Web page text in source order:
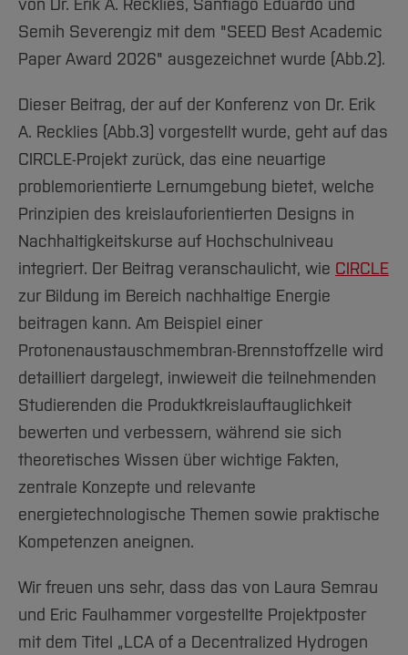
von Dr. Erik A. Recklies, Santiago Eduardo und
Semih Severengiz mit dem "SEED Best Academic
Paper Award 2026" ausgezeichnet wurde (Abb.2).
Dieser Beitrag, der auf der Konferenz von Dr. Erik
A. Recklies (Abb.3) vorgestellt wurde, geht auf das
CIRCLE-Projekt zurück, das eine neuartige
problemorientierte Lernumgebung bietet, welche
Prinzipien des kreislauforientierten Designs in
Nachhaltigkeitskurse auf Hochschulniveau
integriert. Der Beitrag veranschaulicht, wie CIRCLE
zur Bildung im Bereich nachhaltige Energie
beitragen kann. Am Beispiel einer
Protonenaustauschmembran-Brennstoffzelle wird
detailliert dargelegt, inwieweit die teilnehmenden
Studierenden die Produktkreislauftauglichkeit
bewerten und verbessern, während sie sich
theoretisches Wissen über wichtige Fakten,
zentrale Konzepte und relevante
energietechnologische Themen sowie praktische
Kompetenzen aneignen.
Wir freuen uns sehr, dass das von Laura Semrau
und Eric Faulhammer vorgestellte Projektposter
mit dem Titel „LCA of a Decentralized Hydrogen